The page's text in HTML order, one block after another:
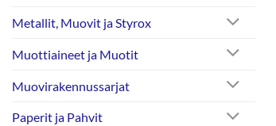
Metallit, Muovit ja Styrox
Muottiaineet ja Muotit
Muovirakennussarjat
Paperit ja Pahvit